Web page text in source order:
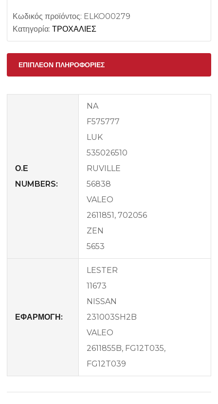
Κωδικός προϊόντος: ELKO00279
Κατηγορία: ΤΡΟΧΑΛΙΕΣ
ΕΠΙΠΛΈΟΝ ΠΛΗΡΟΦΟΡΊΕΣ
Ο.Ε
NUMBERS:
NA
F575777
LUK
535026510
RUVILLE
56838
VALEO
2611851, 702056
ZEN
5653
ΕΦΑΡΜΟΓΗ:
LESTER
11673
NISSAN
231003SH2B
VALEO
2611855B, FG12T035,
FG12T039